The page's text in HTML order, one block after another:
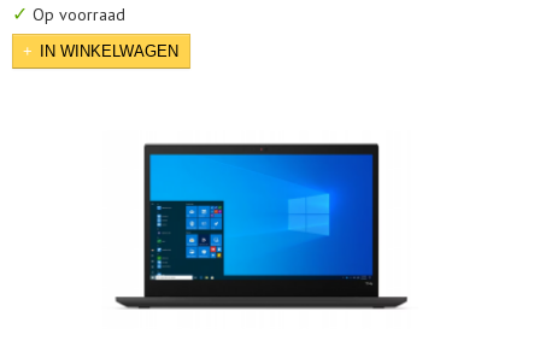
✓ Op voorraad
IN WINKELWAGEN